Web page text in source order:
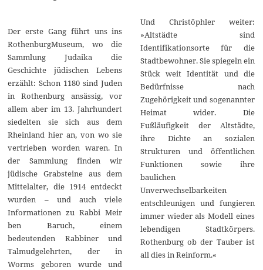
Der erste Gang führt uns ins
RothenburgMuseum, wo die
Sammlung Judaika die
Geschichte jüdischen Lebens
erzählt: Schon 1180 sind Juden
in Rothenburg ansässig, vor
allem aber im 13. Jahrhundert
siedelten sie sich aus dem
Rheinland hier an, von wo sie
vertrieben worden waren. In
der Sammlung finden wir
jüdische Grabsteine aus dem
Mittelalter, die 1914 entdeckt
wurden – und auch viele
Informationen zu Rabbi Meir
ben Baruch, einem
bedeutenden Rabbiner und
Talmudgelehrten, der in
Worms geboren wurde und
Und Christöphler weiter:
»Altstädte sind
Identifikationsorte für die
Stadtbewohner. Sie spiegeln ein
Stück weit Identität und die
Bedürfnisse nach
Zugehörigkeit und sogenannter
Heimat wider. Die
Fußläufigkeit der Altstädte,
ihre Dichte an sozialen
Strukturen und öffentlichen
Funktionen sowie ihre
baulichen
Unverwechselbarkeiten
entschleunigen und fungieren
immer wieder als Modell eines
lebendigen Stadtkörpers.
Rothenburg ob der Tauber ist
all dies in Reinform.«